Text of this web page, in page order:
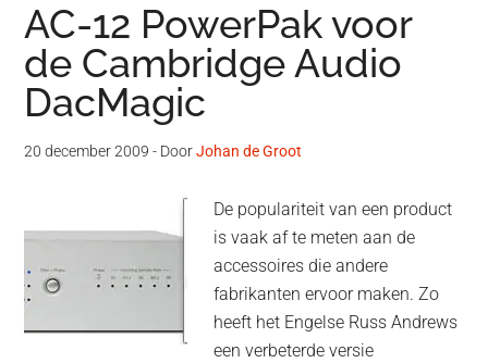
AC-12 PowerPak voor
de Cambridge Audio
DacMagic
20 december 2009 - DoorJohan de Groot
De populariteit van een product
is vaak af te meten aan de
accessoires die andere
fabrikanten ervoor maken. Zo
heeft het Engelse Russ Andrews
een verbeterde versie